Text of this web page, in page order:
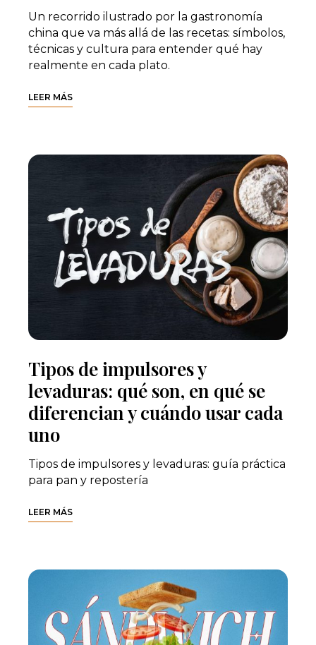
Un recorrido ilustrado por la gastronomía
china que va más allá de las recetas: símbolos,
técnicas y cultura para entender qué hay
realmente en cada plato.
LEER MÁS
Tipos de impulsores y
levaduras: qué son, en qué se
diferencian y cuándo usar cada
uno
Tipos de impulsores y levaduras: guía práctica
para pan y repostería
LEER MÁS